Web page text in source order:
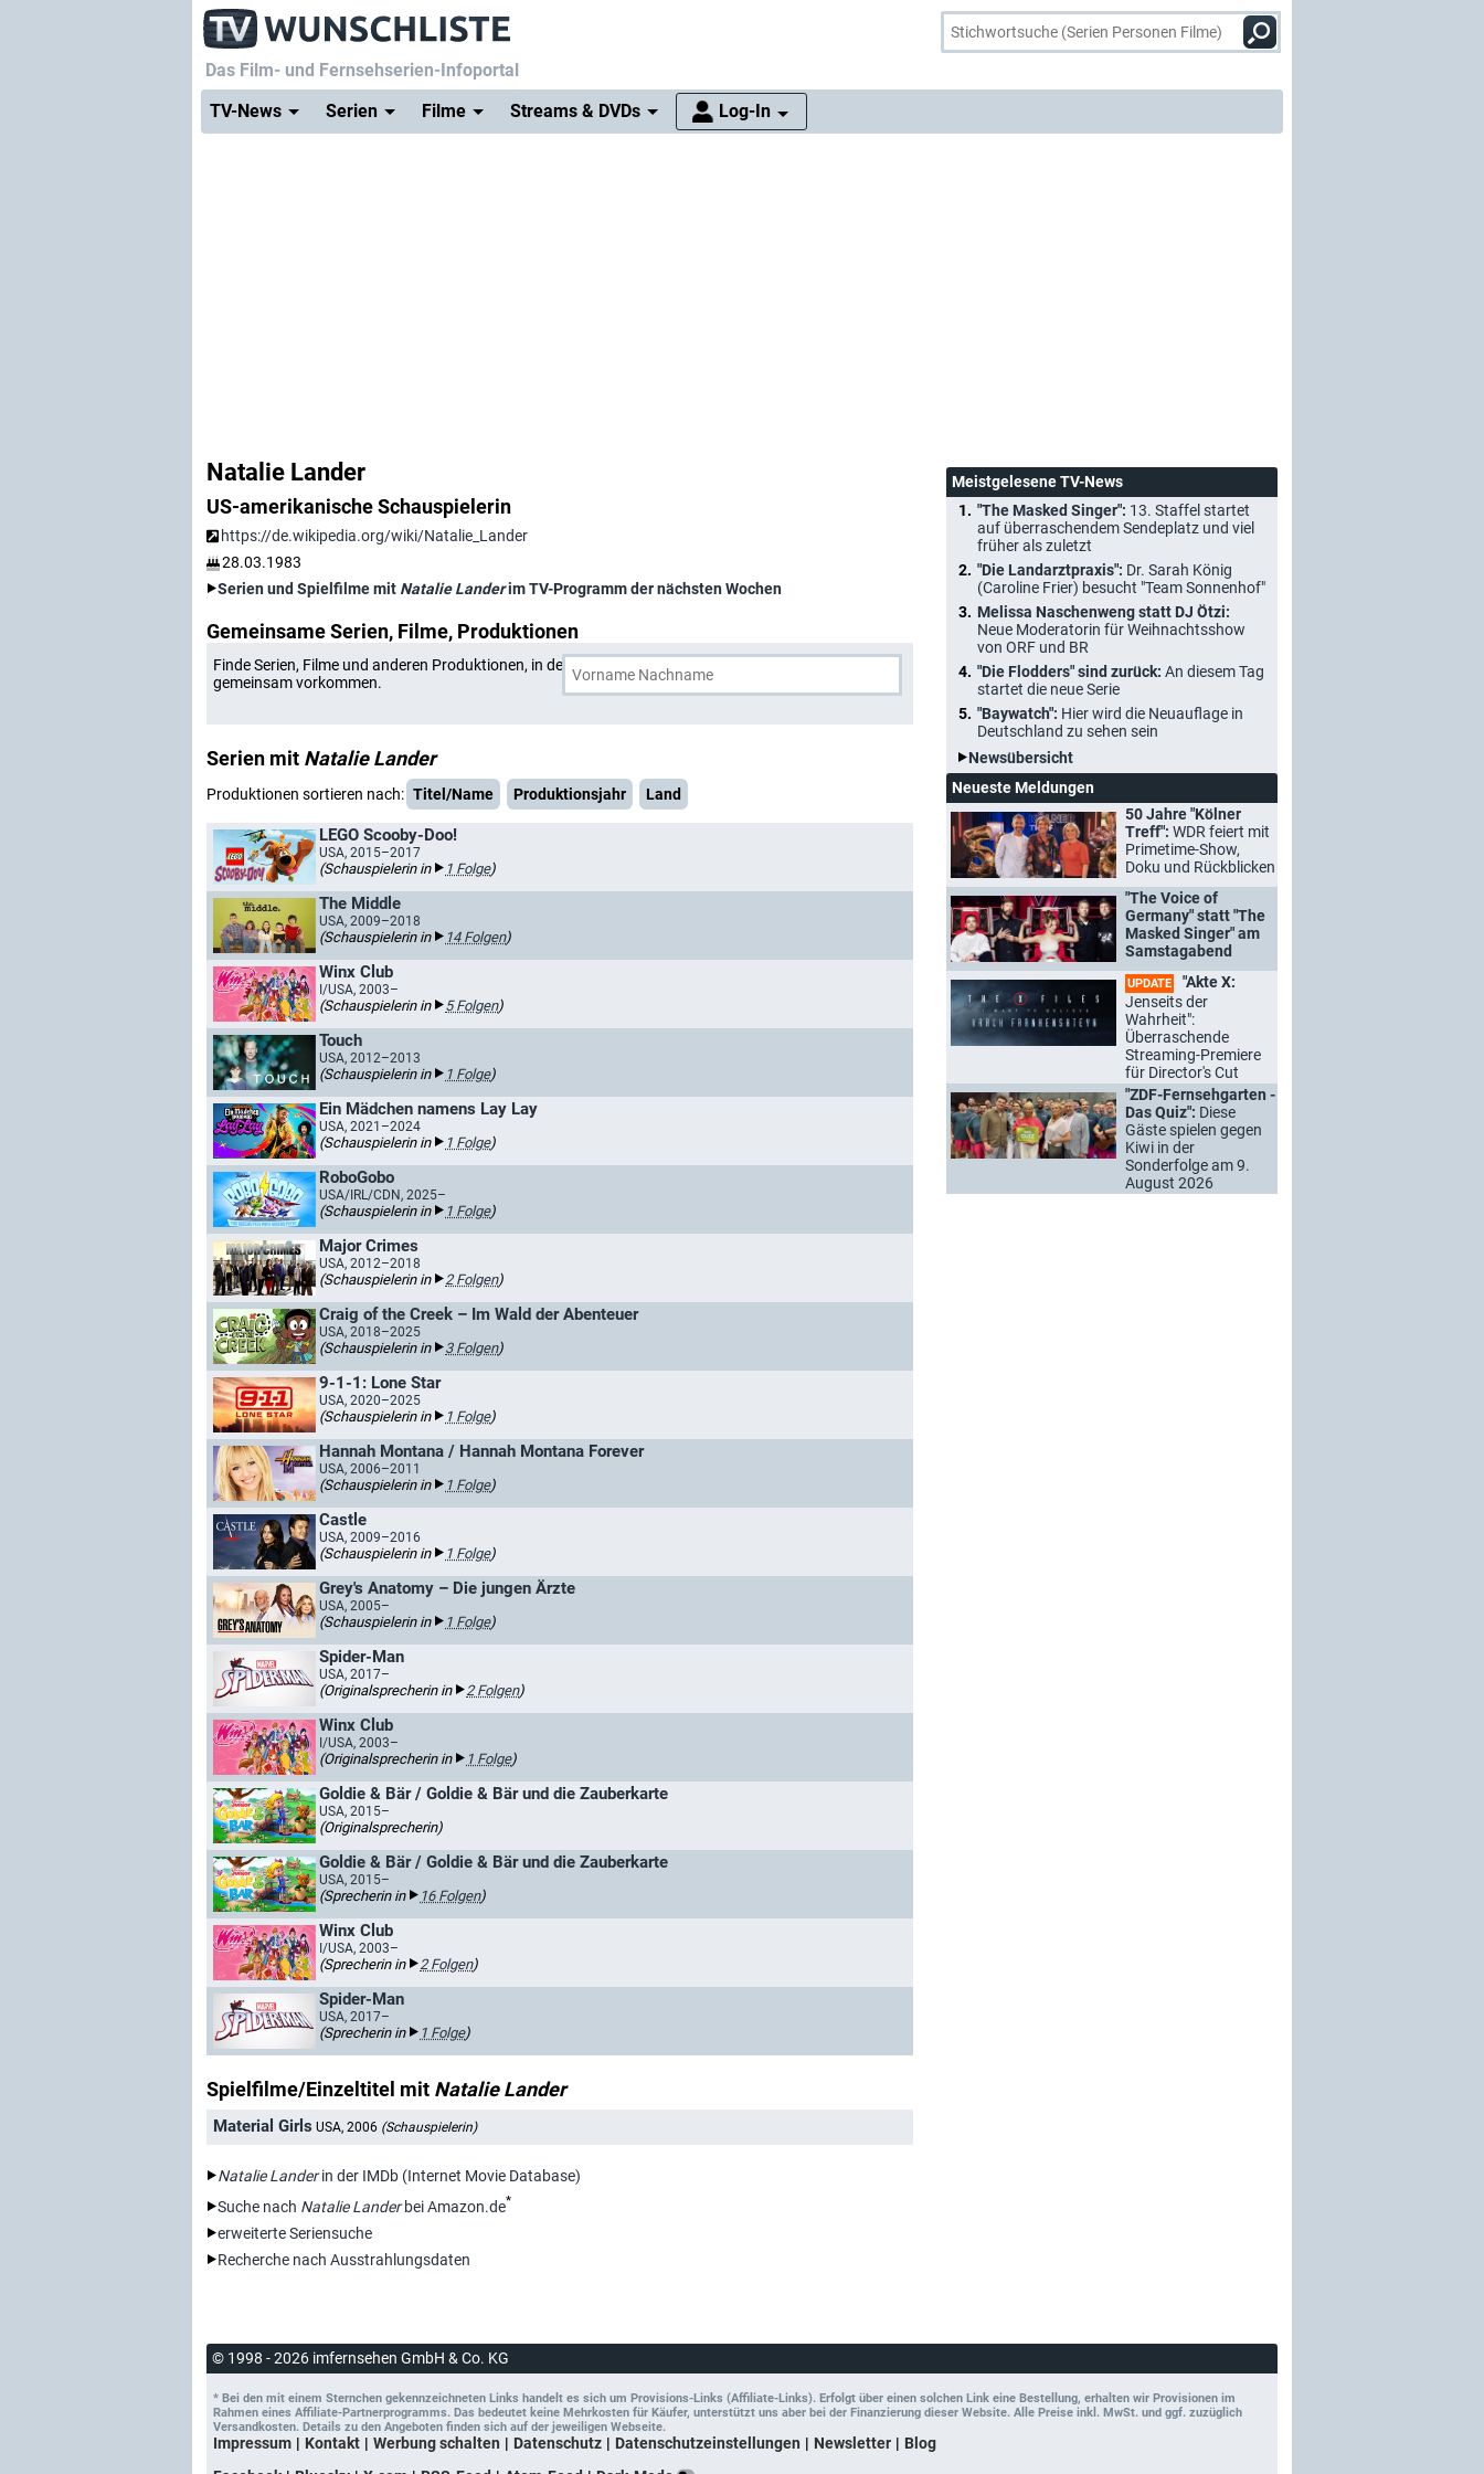
Das Film- und Fernsehserien-Infoportal
TV-News
Serien Filme Streams & DVDs Log-In
Natalie Lander
US-amerikanische Schauspielerin
https://de.wikipedia.org/wiki/Natalie_Lander
28.03.1983
Serien und Spielfilme mit Natalie Landerim TV-Programm der nächsten Wochen
Gemeinsame Serien, Filme, Produktionen
Finde Serien, Filme und anderen Produktionen, in denen Natalie Lander
gemeinsam vorkommen.
Serien mit Natalie Lander
Produktionen sortieren nach: Titel/Name Produktionsjahr Land
LEGO Scooby-Doo!
USA, 2015–2017
(Schauspielerin in 1 Folge)
The Middle
USA, 2009–2018
(Schauspielerin in 14 Folgen)
Winx Club
I/USA, 2003–
(Schauspielerin in 5 Folgen)
Touch
USA, 2012–2013
(Schauspielerin in 1 Folge)
Ein Mädchen namens Lay Lay
USA, 2021–2024
(Schauspielerin in 1 Folge)
RoboGobo
USA/IRL/CDN, 2025–
(Schauspielerin in 1 Folge)
Major Crimes
USA, 2012–2018
(Schauspielerin in 2 Folgen)
Craig of the Creek – Im Wald der Abenteuer
USA, 2018–2025
(Schauspielerin in 3 Folgen)
9-1-1: Lone Star
USA, 2020–2025
(Schauspielerin in 1 Folge)
Hannah Montana / Hannah Montana Forever
USA, 2006–2011
(Schauspielerin in 1 Folge)
Castle
USA, 2009–2016
(Schauspielerin in 1 Folge)
Grey's Anatomy – Die jungen Ärzte
USA, 2005–
(Schauspielerin in 1 Folge)
Spider-Man
USA, 2017–
(Originalsprecherin in 2 Folgen)
Winx Club
I/USA, 2003–
(Originalsprecherin in 1 Folge)
Goldie & Bär / Goldie & Bär und die Zauberkarte
USA, 2015–
(Originalsprecherin)
Goldie & Bär / Goldie & Bär und die Zauberkarte
USA, 2015–
(Sprecherin in 16 Folgen)
Winx Club
I/USA, 2003–
(Sprecherin in 2 Folgen)
Spider-Man
USA, 2017–
(Sprecherin in 1 Folge)
Spielfilme/Einzeltitel mit Natalie Lander
Material Girls USA, 2006 (Schauspielerin)
Natalie Landerin der IMDb (Internet Movie Database)
Suche nach Natalie Landerbei Amazon.de*
erweiterte Seriensuche
Recherche nach Ausstrahlungsdaten
Meistgelesene TV-News
"The Masked Singer": 13. Staffel startet
auf überraschendem Sendeplatz und viel
früher als zuletzt
"Die Landarztpraxis": Dr. Sarah König
(Caroline Frier) besucht "Team Sonnenhof"
Melissa Naschenweng statt DJ Ötzi:
Neue Moderatorin für Weihnachtsshow
von ORF und BR
"Die Flodders" sind zurück: An diesem Tag
startet die neue Serie
"Baywatch": Hier wird die Neuauflage in
Deutschland zu sehen sein
Newsübersicht
Neueste Meldungen
50 Jahre "Kölner
Treff": WDR feiert mit
Primetime-Show,
Doku und Rückblicken
"The Voice of
Germany" statt "The
Masked Singer" am
Samstagabend
UPDATE
"Akte X:
Jenseits der
Wahrheit":
Überraschende
Streaming-Premiere
für Director's Cut
"ZDF-Fernsehgarten -
Das Quiz": Diese
Gäste spielen gegen
Kiwi in der
Sonderfolge am 9.
August 2026
© 1998 - 2026 imfernsehen GmbH & Co. KG
* Bei den mit einem Sternchen gekennzeichneten Links handelt es sich um Provisions-Links (Affiliate-Links). Erfolgt über einen solchen Link eine Bestellung, erhalten wir Provisionen im
Rahmen eines Affiliate-Partnerprogramms. Das bedeutet keine Mehrkosten für Käufer, unterstützt uns aber bei der Finanzierung dieser Website. Alle Preise inkl. MwSt. und ggf. zuzüglich
Versandkosten. Details zu den Angeboten finden sich auf der jeweiligen Webseite.
Impressum Kontakt Werbung schalten Datenschutz Datenschutzeinstellungen Newsletter
Blog